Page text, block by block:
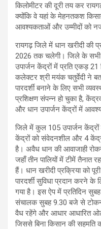
किलोमीटर की दूरी तय कर
क्योंकि वे यहां के मेहनतकश
आवश्यकताओं और उम्मीदों को
रायगढ़ जिले में धान खरीदी
2026 तक चलेगी। जिले के सभी
उपार्जन केंद्रों में प्रति एकड़
कलेक्टर श्री मयंक चतुर्वेदी ने
पारदर्शी बनाने के लिए सभी
प्रशिक्षण संपन्न हो चुका है,
और धान उपार्जन केंद्रों में
जिले में कुल 105 उपार्जन केंद्रों
केंद्रों को संवेदनशील और 4
है। अवैध धान की आवाजाही
जहाँ तीन पालियों में टीमें तैनात
हैं। धान खरीदी प्रक्रिया को
पारदर्शी सुविधा प्रदान करने के
गया है। इस ऐप में प्रतिदिन
संचालक सुबह 9.30 बजे से
वैध रहेंगे और आधार आधारित
जिससे बिना किसान की सहमति